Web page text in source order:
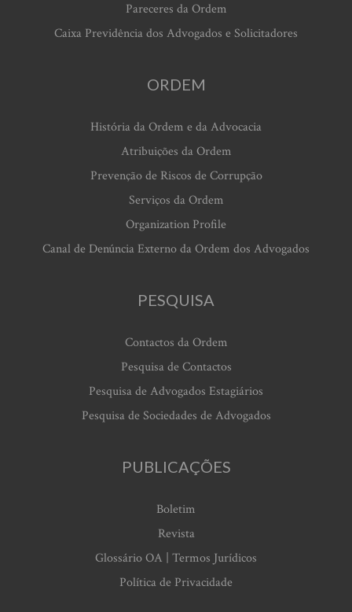
Pareceres da Ordem
Caixa Previdência dos Advogados e Solicitadores
ORDEM
História da Ordem e da Advocacia
Atribuições da Ordem
Prevenção de Riscos de Corrupção
Serviços da Ordem
Organization Profile
Canal de Denúncia Externo da Ordem dos Advogados
PESQUISA
Contactos da Ordem
Pesquisa de Contactos
Pesquisa de Advogados Estagiários
Pesquisa de Sociedades de Advogados
PUBLICAÇÕES
Boletim
Revista
Glossário OA | Termos Jurídicos
Política de Privacidade